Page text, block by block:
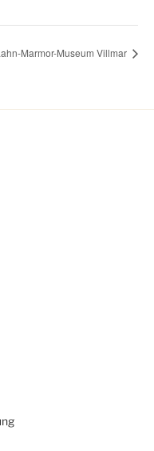
Marmor-Museum Villmar